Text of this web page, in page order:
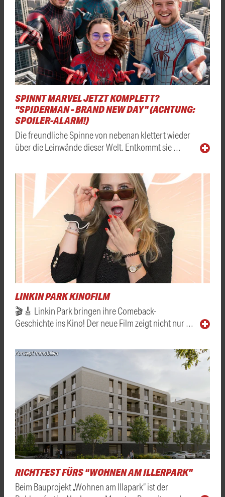
SPINNT MARVEL JETZT KOMPLETT?
"SPIDERMAN - BRAND NEW DAY" (ACHTUNG:
SPOILER-ALARM!)
Die freundliche Spinne von nebenan klettert wieder
über die Leinwände dieser Welt. Entkommt sie …
LINKIN PARK KINOFILM
🎬🎸 Linkin Park bringen ihre Comeback-
Geschichte ins Kino! Der neue Film zeigt nicht nur …
Konzept Immobilien
RICHTFEST FÜRS "WOHNEN AM ILLERPARK"
Beim Bauprojekt „Wohnen am Illapark“ ist der